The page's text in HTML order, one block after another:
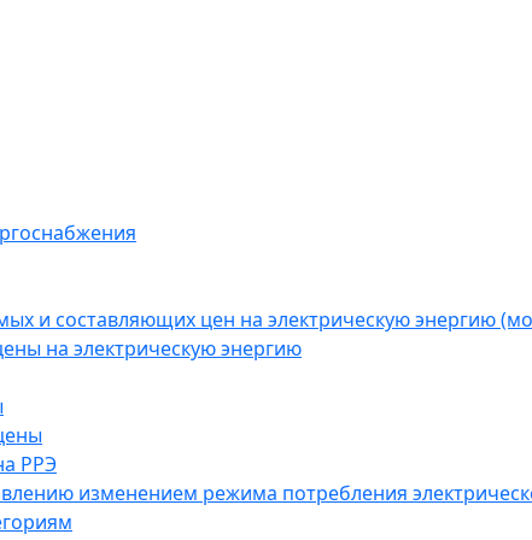
и составляющих цен на электрическую энергию
на электрическую энергию
РРЭ
изменением режима потребления